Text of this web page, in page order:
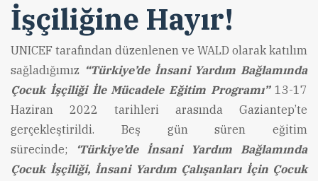
İşçiliğine Hayır!
UNICEF tarafından düzenlenen ve WALD olarak katılım
sağladığımız “Türkiye’de İnsani Yardım Bağlamında
Çocuk İşçiliği İle Mücadele Eğitim Programı”13-17
Haziran 2022 tarihleri arasında Gaziantep’te
gerçekleştirildi. Beş gün süren eğitim
sürecinde;
‘Türkiye’de İnsani Yardım Bağlamında
Çocuk İşçiliği, İnsani Yardım Çalışanları İçin Çocuk